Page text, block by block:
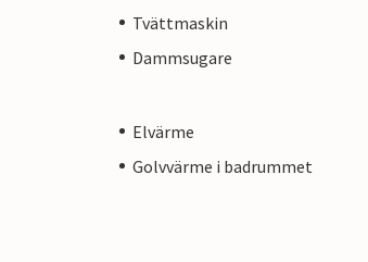
Tvättmaskin
Dammsugare
Elvärme
Golvvärme i badrummet